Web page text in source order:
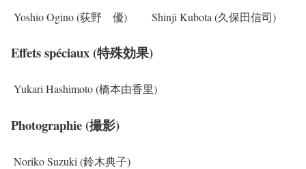
Yoshio Ogino (荻野 優)
Shinji Kubota (久保田信司)
Effets spéciaux (特殊効果)
Yukari Hashimoto (橋本由香里)
Photographie (撮影)
Noriko Suzuki (鈴木典子)